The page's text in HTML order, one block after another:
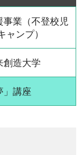
事業（不登校児
ャンプ）
創造大学
」講座